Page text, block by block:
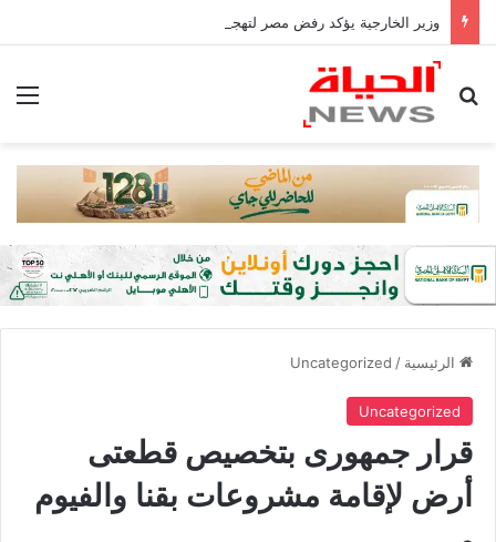
بحث عن
الرئيسية /
Uncategorized
Uncategorized
قرار جمهورى بتخصيص قطعتى
أرض لإقامة مشروعات بقنا والفيوم